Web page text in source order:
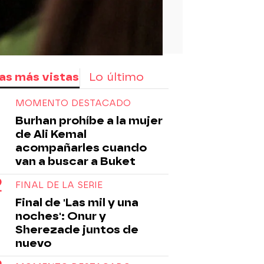
más vistas Lo último
MOMENTO DESTACADO
Burhan prohíbe a la mujer
de Ali Kemal
acompañarles cuando
van a buscar a Buket
FINAL DE LA SERIE
Final de 'Las mil y una
noches': Onur y
Sherezade juntos de
nuevo